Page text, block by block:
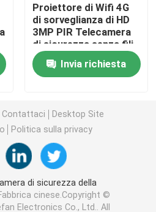
impermeabile all'aperto
solare 4G
senza fili del IP
senza fili astuta di Wifi
di PTZ all'aperto
Proiettore di Wifi 4G
di sorveglianza di HD
3MP PIR Telecamera
di sicurezza senza fili
System
Invia richiesta
Contattaci
Desktop Site
Politica sulla privacy
di sicurezza della
cinese.Copyright ©
Electronics Co., Ltd.. All